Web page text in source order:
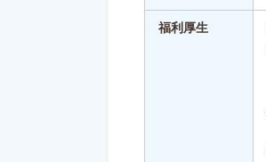
福利厚生